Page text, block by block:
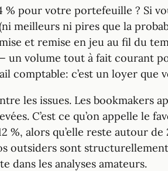
pour votre portefeuille ? Si
meilleurs ni pires que la
et remise en jeu au fil du
un volume tout à fait courant
comptable: c’est un loyer que
les issues. Les
C’est ce qu’on appelle le
%, alors qu’elle reste autour
outsiders sont
dans les analyses amateurs.